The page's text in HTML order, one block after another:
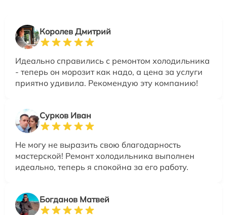
Королев Дмитрий
Идеально справились с ремонтом холодильника
- теперь он морозит как надо, а цена за услуги
приятно удивила. Рекомендую эту компанию!
Сурков Иван
Не могу не выразить свою благодарность
мастерской! Ремонт холодильника выполнен
идеально, теперь я спокойна за его работу.
Богданов Матвей